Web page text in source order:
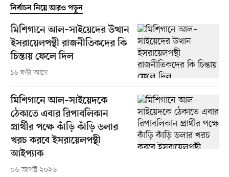
নির্বাচন নিয়ে আরও পড়ুন
মিশিগানে আল–সাইয়েদের উত্থান
ইসরায়েলপন্থী রাজনীতিকদের কি
চিন্তায় ফেলে দিল
১৬ ঘণ্টা আগে
মিশিগানে আল–সাইয়েদকে
ঠেকাতে এবার রিপাবলিকান
প্রার্থীর পক্ষে কাঁড়ি কাঁড়ি ডলার
খরচ করবে ইসরায়েলপন্থী
আইপ্যাক
০৬ আগস্ট ২০২৬